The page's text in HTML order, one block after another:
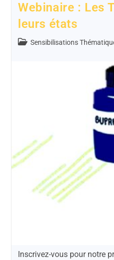
Webinaire : Les
leurs états
Sensibilisations
Inscrivez-vous pour notre